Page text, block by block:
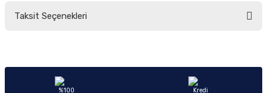
Taksit Seçenekleri